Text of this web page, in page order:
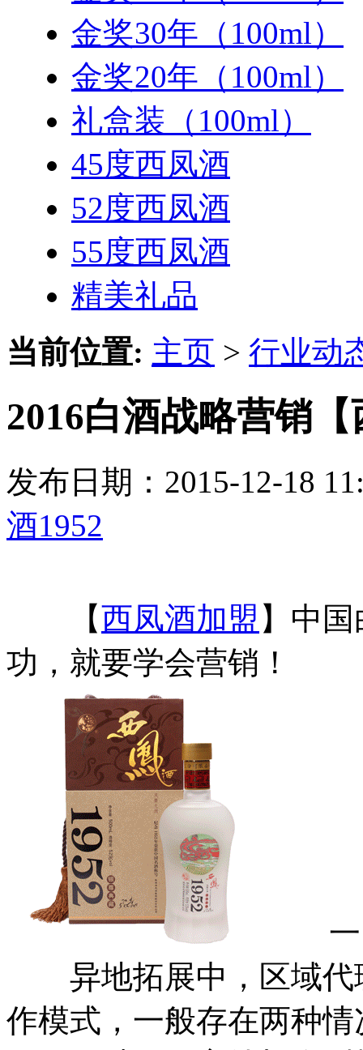
金奖30年（100ml）
金奖20年（100ml）
礼盒装（100ml）
45度西凤酒
52度西凤酒
55度西凤酒
精美礼品
当前位置: 主页 > 行业动
2016白酒战略营销
发布日期：2015-12-18
酒1952
【西凤酒加盟 】中
功，就要学会营销！
一、
异地拓展中，区域代
作模式，一般存在两种情